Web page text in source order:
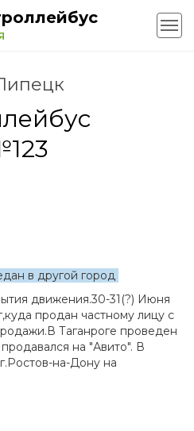
в другой город
движения.30-31(?) Июня
продан частному лицу с
Таганроге проведен
на "Авито". В
на-Дону на